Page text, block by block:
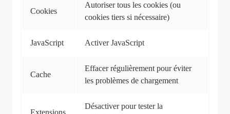
Cookies
Autoriser tous les cookies (ou
cookies tiers si nécessaire)
JavaScript Activer JavaScript
Cache
Effacer régulièrement pour éviter
les problèmes de chargement
Extensions
Désactiver pour tester la